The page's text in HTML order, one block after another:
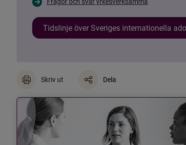
Tidslinje över Sveriges internationella
Skriv ut Dela